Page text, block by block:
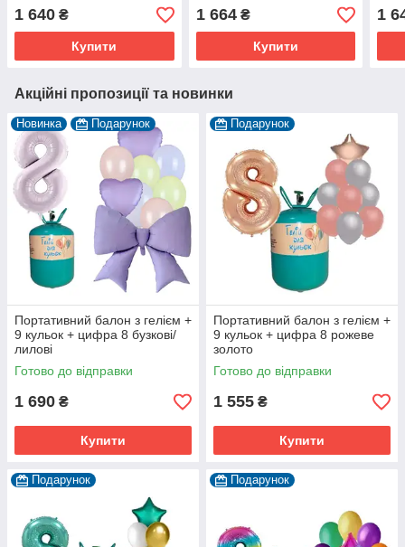
1 640 ₴
Купити
1 664₴
Купити
1
Акційні пропозиції та новинки
Новинка Подарунок
Портативний балон з гелієм +
9 кульок + цифра 8 бузкові/
лилові
Готово до відправки
1 690 ₴
Купити
Подарунок
Портативний балон з гелієм +
9 кульок + цифра 8 рожеве
золото
Готово до відправки
1 555 ₴
Купити
Подарунок Подарунок